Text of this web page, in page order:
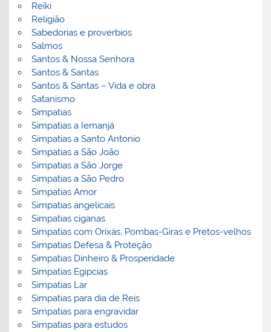
Reiki
Religião
Sabedorias e proverbios
Salmos
Santos & Nossa Senhora
Santos & Santas
Santos & Santas – Vida e obra
Satanismo
Simpatias
Simpatias a Iemanjá
Simpatias a Santo Antonio
Simpatias a São João
Simpatias a São Jorge
Simpatias a São Pedro
Simpatias Amor
Simpatias angelicais
Simpatias ciganas
Simpatias com Orixás, Pombas-Giras e Pretos-velhos
Simpatias Defesa & Proteção
Simpatias Dinheiro & Prosperidade
Simpatias Egipcias
Simpatias Lar
Simpatias para dia de Reis
Simpatias para engravidar
Simpatias para estudos